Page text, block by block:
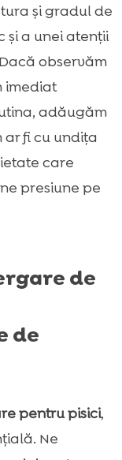
și gradul de
și a unei atenții
observăm
imediat
adăugăm
ar fi cu undița
care
presiune pe
de
de
pentru pisici,
Ne